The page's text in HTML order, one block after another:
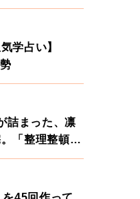
理さん
学占い】
詰まった、凛
「整理整頓は
いための作